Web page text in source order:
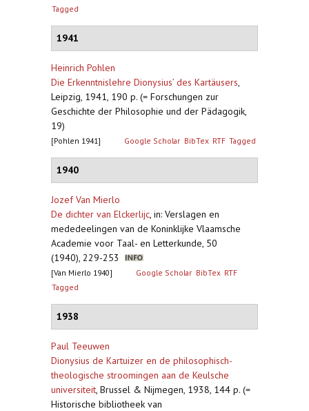
Tagged
1941
Heinrich Pohlen
Die Erkenntnislehre Dionysius’ des Kartäusers,
Leipzig, 1941, 190 p. (= Forschungen zur
Geschichte der Philosophie und der Pädagogik,
19)
[Pohlen 1941] Google Scholar BibTex RTF Tagged
1940
Jozef Van Mierlo
De dichter van Elckerlijc, in: Verslagen en
mededeelingen van de Koninklijke Vlaamsche
Academie voor Taal- en Letterkunde, 50
(1940), 229-253
[Van Mierlo 1940] Google Scholar BibTex RTF
Tagged
1938
Paul Teeuwen
Dionysius de Kartuizer en de philosophisch-
theologische stroomingen aan de Keulsche
universiteit, Brussel & Nijmegen, 1938, 144 p. (=
Historische bibliotheek van